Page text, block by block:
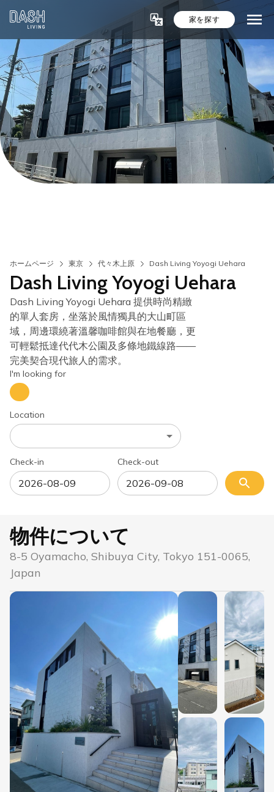
家を探す
ホームページ 東京 代々木上原 Dash Living Yoyogi Uehara
Dash Living Yoyogi Uehara
Dash Living Yoyogi Uehara 提供時尚精緻
的單人套房，坐落於風情獨具的大山町區
域，周邊環繞著溫馨咖啡館與在地餐廳，更
可輕鬆抵達代代木公園及多條地鐵線路——
完美契合現代旅人的需求。
I'm looking for
Location
Check-in Check-out
物件について
8-5 Oyamacho, Shibuya City, Tokyo 151-0065,
Japan